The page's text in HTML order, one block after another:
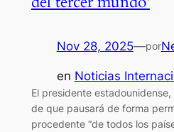
Nov 28, 2025—por
en Noticias
El presidente
de que pausará de forma
procedente “de todos los